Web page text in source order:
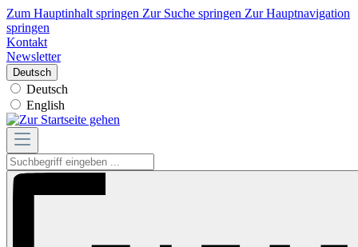
Zum Hauptinhalt springen Zur Suche springen Zur Hauptnavigation
springen
Kontakt
Newsletter
Deutsch
Deutsch
English